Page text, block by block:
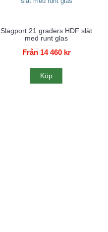
Slagport 21 graders HDF slät
med runt glas
Från 14 460 kr
Köp